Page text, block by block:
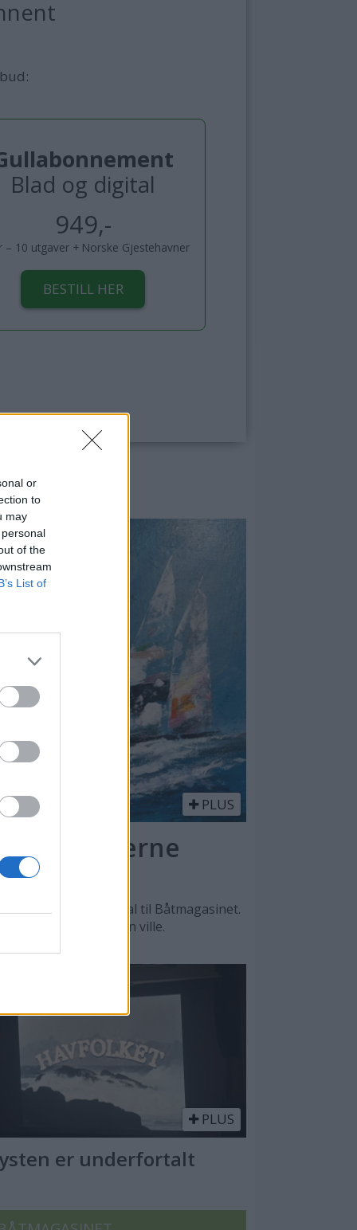
or
to
may
of the
List of
Blad og digital
949,-
– 10 utgaver + Norske Gjestehavner
BESTILL HER
PLUS
- en moderne
sier Lars O. Nordal til Båtmagasinet.
det var male han ville.
PLUS
er underfortalt